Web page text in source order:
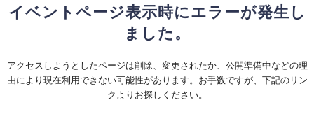
イベントページ表示時にエラーが発生し
ました。
アクセスしようとしたページは削除、変更されたか、公開準備中などの理
由により現在利用できない可能性があります。お手数ですが、下記のリン
クよりお探しください。